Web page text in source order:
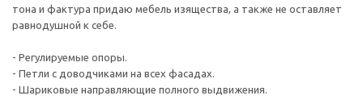
тона и фактура придаю мебель изящества, а также не оставляет
равнодушной к себе.
- Регулируемые опоры.
- Петли с доводчиками на всех фасадах.
- Шариковые направляющие полного выдвижения.